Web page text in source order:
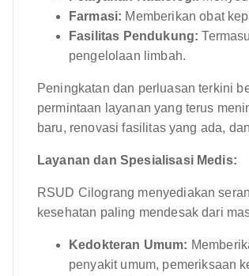
Farmasi: Memberikan obat
Fasilitas Pendukung:
pengelolaan limbah.
Peningkatan dan perluasan terkini
permintaan layanan yang terus
baru, renovasi fasilitas yang ada,
Layanan dan Spesialisasi Medis:
RSUD Cilograng menyediakan
kesehatan paling mendesak dari
Kedokteran Umum:
penyakit umum, pemeriksaan